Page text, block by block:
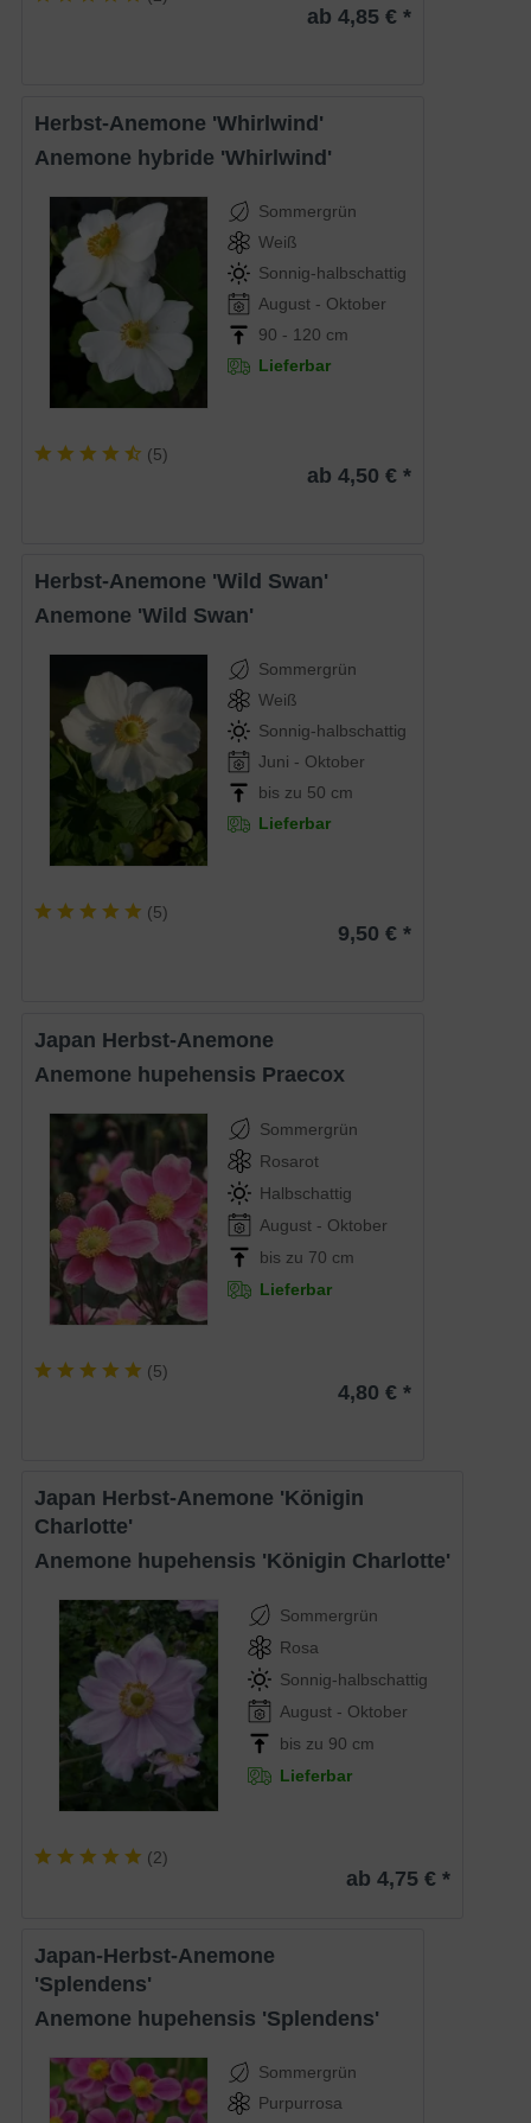
ab 4,85 € *
Herbst-Anemone 'Whirlwind'
Anemone hybride 'Whirlwind'
Sommergrün
Weiß
Sonnig-halbschattig
August - Oktober
90 - 120 cm
Lieferbar
(5)
ab 4,50 € *
Herbst-Anemone 'Wild Swan'
Anemone 'Wild Swan'
Sommergrün
Weiß
Sonnig-halbschattig
Juni - Oktober
bis zu 50 cm
Lieferbar
(5)
9,50 € *
Japan Herbst-Anemone
Anemone hupehensis Praecox
Sommergrün
Rosarot
Halbschattig
August - Oktober
bis zu 70 cm
Lieferbar
(5)
4,80 € *
Japan Herbst-Anemone 'Königin
Charlotte'
Anemone hupehensis 'Königin Charlotte'
Sommergrün
Rosa
Sonnig-halbschattig
August - Oktober
bis zu 90 cm
Lieferbar
(2)
ab 4,75 € *
Japan-Herbst-Anemone
'Splendens'
Anemone hupehensis 'Splendens'
Sommergrün
Purpurrosa